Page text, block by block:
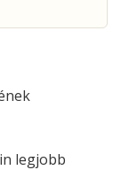
legjobb